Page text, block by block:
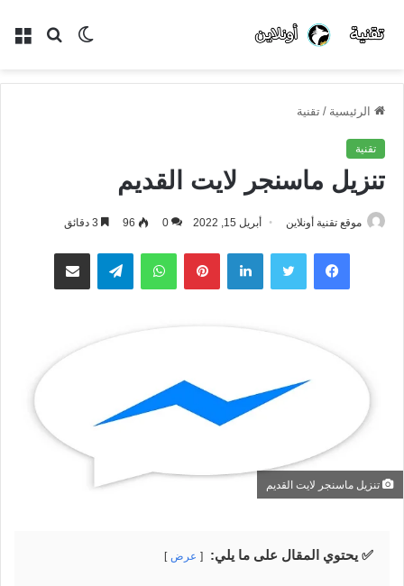
بحث الوضع
الرئيسية / تقنية
تقنية
تنزيل ماسنجر لايت القديم
موقع تقنية أونلاين أبريل 15, 2022 0
96
فيسبوك تويتر لينكدإن بينتيريستواتساب تيلقرام مشاركة عبر البريد
تنزيل ماسنجر لايت القديم
✅ يحتوي المقال على ما يلي: عرض